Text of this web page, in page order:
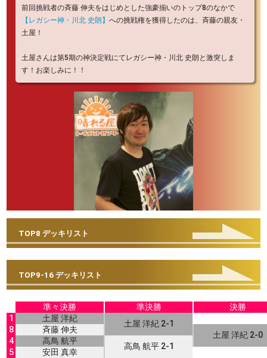
前回挑戦者の斉藤 伸夫をはじめとした強豪揃いのトップ8のなかで
【レガシー神・川北 史朗】への挑戦権を獲得したのは、斉藤の親友・
土屋！
土屋さんは第5期の神決定戦にてレガシー神・川北 史朗と激突しま
す！お楽しみに！！
TOP8 デッキリスト
TOP9-16 デッキリスト
準々決勝 準決勝
決勝
1
土屋 洋紀
土屋 洋紀 2-1
8 斉藤 伸夫
土屋 洋紀 2-0
4 高鳥 航平
高鳥 航平 2-1
5
安田 真幸